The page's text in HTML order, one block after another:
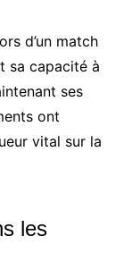
d’un match
sa capacité à
ses
ont
vital sur la
les